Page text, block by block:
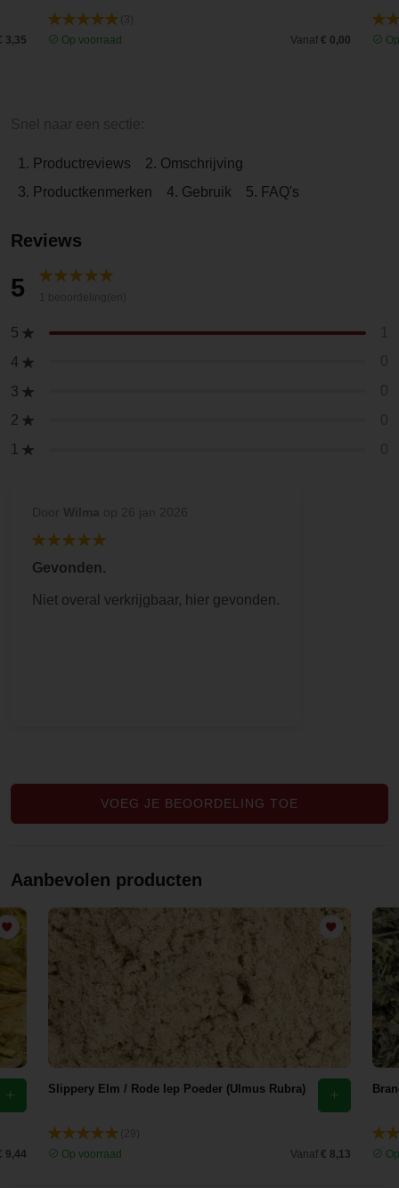
3,35
Op voorraad
Vanaf € 0,00
1. Productreviews
2. Omschrijving
3. Productkenmerken
4. Gebruik 5. FAQ's
Reviews
5
5
4
3
2
1
Gevonden.
Niet overal verkrijgbaar, hier gevonden.
VOEG JE BEOORDELING TOE
Aanbevolen producten
9,44
Slippery Elm / Rode Iep Poeder (Ulmus Rubra)
Op voorraad
Vanaf € 8,13